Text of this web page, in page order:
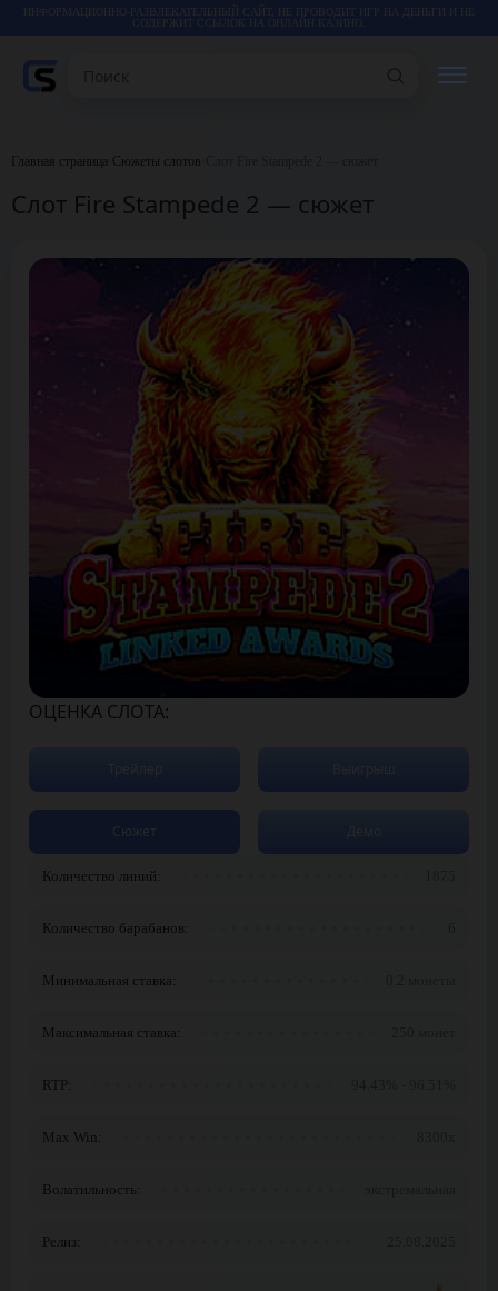
СОДЕРЖИТ ССЫЛОК НА ОНЛАЙН КАЗИНО.
КАЗИНО
Главная страница Сюжеты слотов
Слот Fire Stampede 2 — сюжет
ОЦЕНКА СЛОТА:
Количество линий:
Количество барабанов:
Минимальная ставка:
Максимальная ставка:
RTP:
Max Win:
Волатильность:
Релиз:
Сюжет